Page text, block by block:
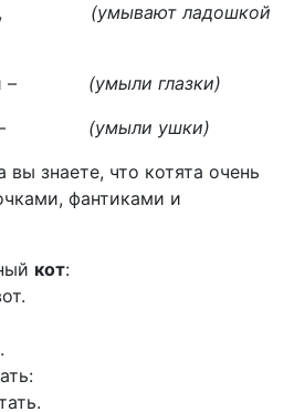
(умывают ладошкой
– (умыли глазки)
– (умыли ушки)
вы знаете, что котята очень
фантиками и
кот: